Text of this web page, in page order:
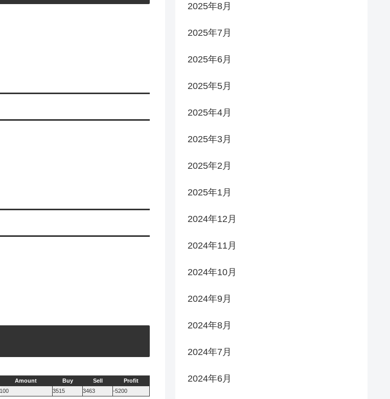
Amount Buy Sell
Profit
100 3515 3463 -5200
2025年8月
2025年7月
2025年6月
2025年5月
2025年4月
2025年3月
2025年2月
2025年1月
2024年12月
2024年11月
2024年10月
2024年9月
2024年8月
2024年7月
2024年6月